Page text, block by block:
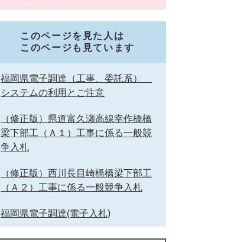
このページを見た人は
このページも見ています
福岡県電子調達（工事、委託系）
システムの利用とご注意
（修正版）県道富久瀬高線幸作橋橋
梁下部工（Ａ１）工事に係る一般競
争入札
（修正版）西川長目崎橋橋梁下部工
（Ａ２）工事に係る一般競争入札
福岡県電子調達(電子入札)